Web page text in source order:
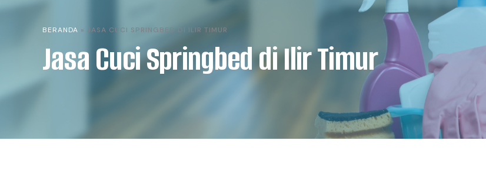
BERANDA » JASA CUCI SPRINGBED DI ILIR TIMUR
Jasa Cuci Springbed di Ilir Timur